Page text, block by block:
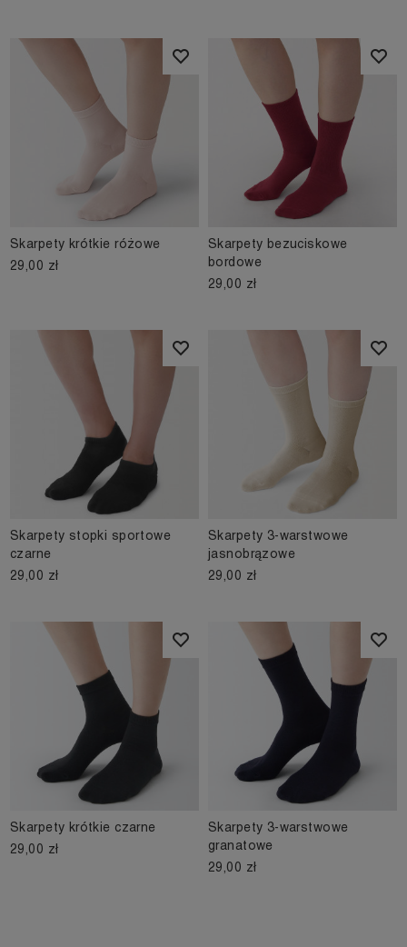
Skarpety krótkie różowe
29,00 zł
Skarpety bezuciskowe
bordowe
29,00 zł
Skarpety stopki sportowe
czarne
29,00 zł
Skarpety 3-warstwowe
jasnobrązowe
29,00 zł
Skarpety krótkie czarne
29,00 zł
Skarpety 3-warstwowe
granatowe
29,00 zł